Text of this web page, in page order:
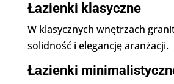
Łazienki klasyczne
W klasycznych wnętrzach
solidność i elegancję aranżacji.
Łazienki